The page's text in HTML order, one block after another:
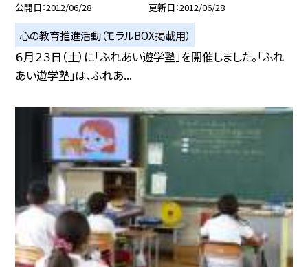
公開日 2012/06/28 更新日 2012/06/28
心の教育推進活動（モラルBOX掲載用）
６月２３日（土）に「ふれあい遊学塾」を開催しました。「ふれ
あい遊学塾」は、ふれあ...